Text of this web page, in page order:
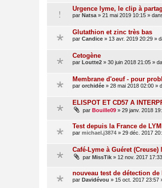
Urgence lyme, le clip à
par Natsa » 21 mai 2019 10:15 »
Glutathion et zinc très bas
par Candice » 13 avr. 2019 20:29 »
Cetogène
par Loutte2 » 30 juin 2018 21:05 »
Membrane d'oeuf - pour
par orchidée » 28 mai 2018 02:00 »
ELISPOT ET CD57 A
par Bouille09 » 29 janv. 2018
Test depuis la France de
par michael.j3874 » 29 déc. 2017
Café-Lyme à Guéret (Creuse)
par MissTik » 12 nov. 2017 17:33
nouveau test de détection
par Davidévou » 15 oct. 2017 23:57